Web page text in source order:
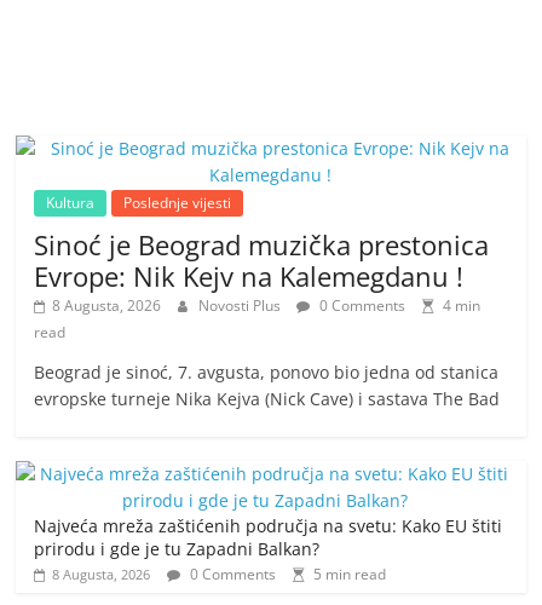
Kultura Poslednje vijesti
Sinoć je Beograd muzička prestonica
Evrope: Nik Kejv na Kalemegdanu !
8 Augusta, 2026 Novosti Plus 0 Comments
4 min
read
Beograd je sinoć, 7. avgusta, ponovo bio jedna od stanica
evropske turneje Nika Kejva (Nick Cave) i sastava The Bad
Najveća mreža zaštićenih područja na svetu: Kako EU štiti
prirodu i gde je tu Zapadni Balkan?
8 Augusta, 2026 0 Comments 5 min read